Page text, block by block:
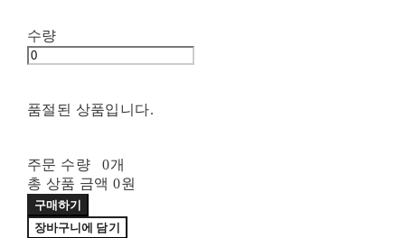
수량
품절된 상품입니다.
주문 수량
0개
총 상품 금액 0원
구매하기
장바구니에 담기